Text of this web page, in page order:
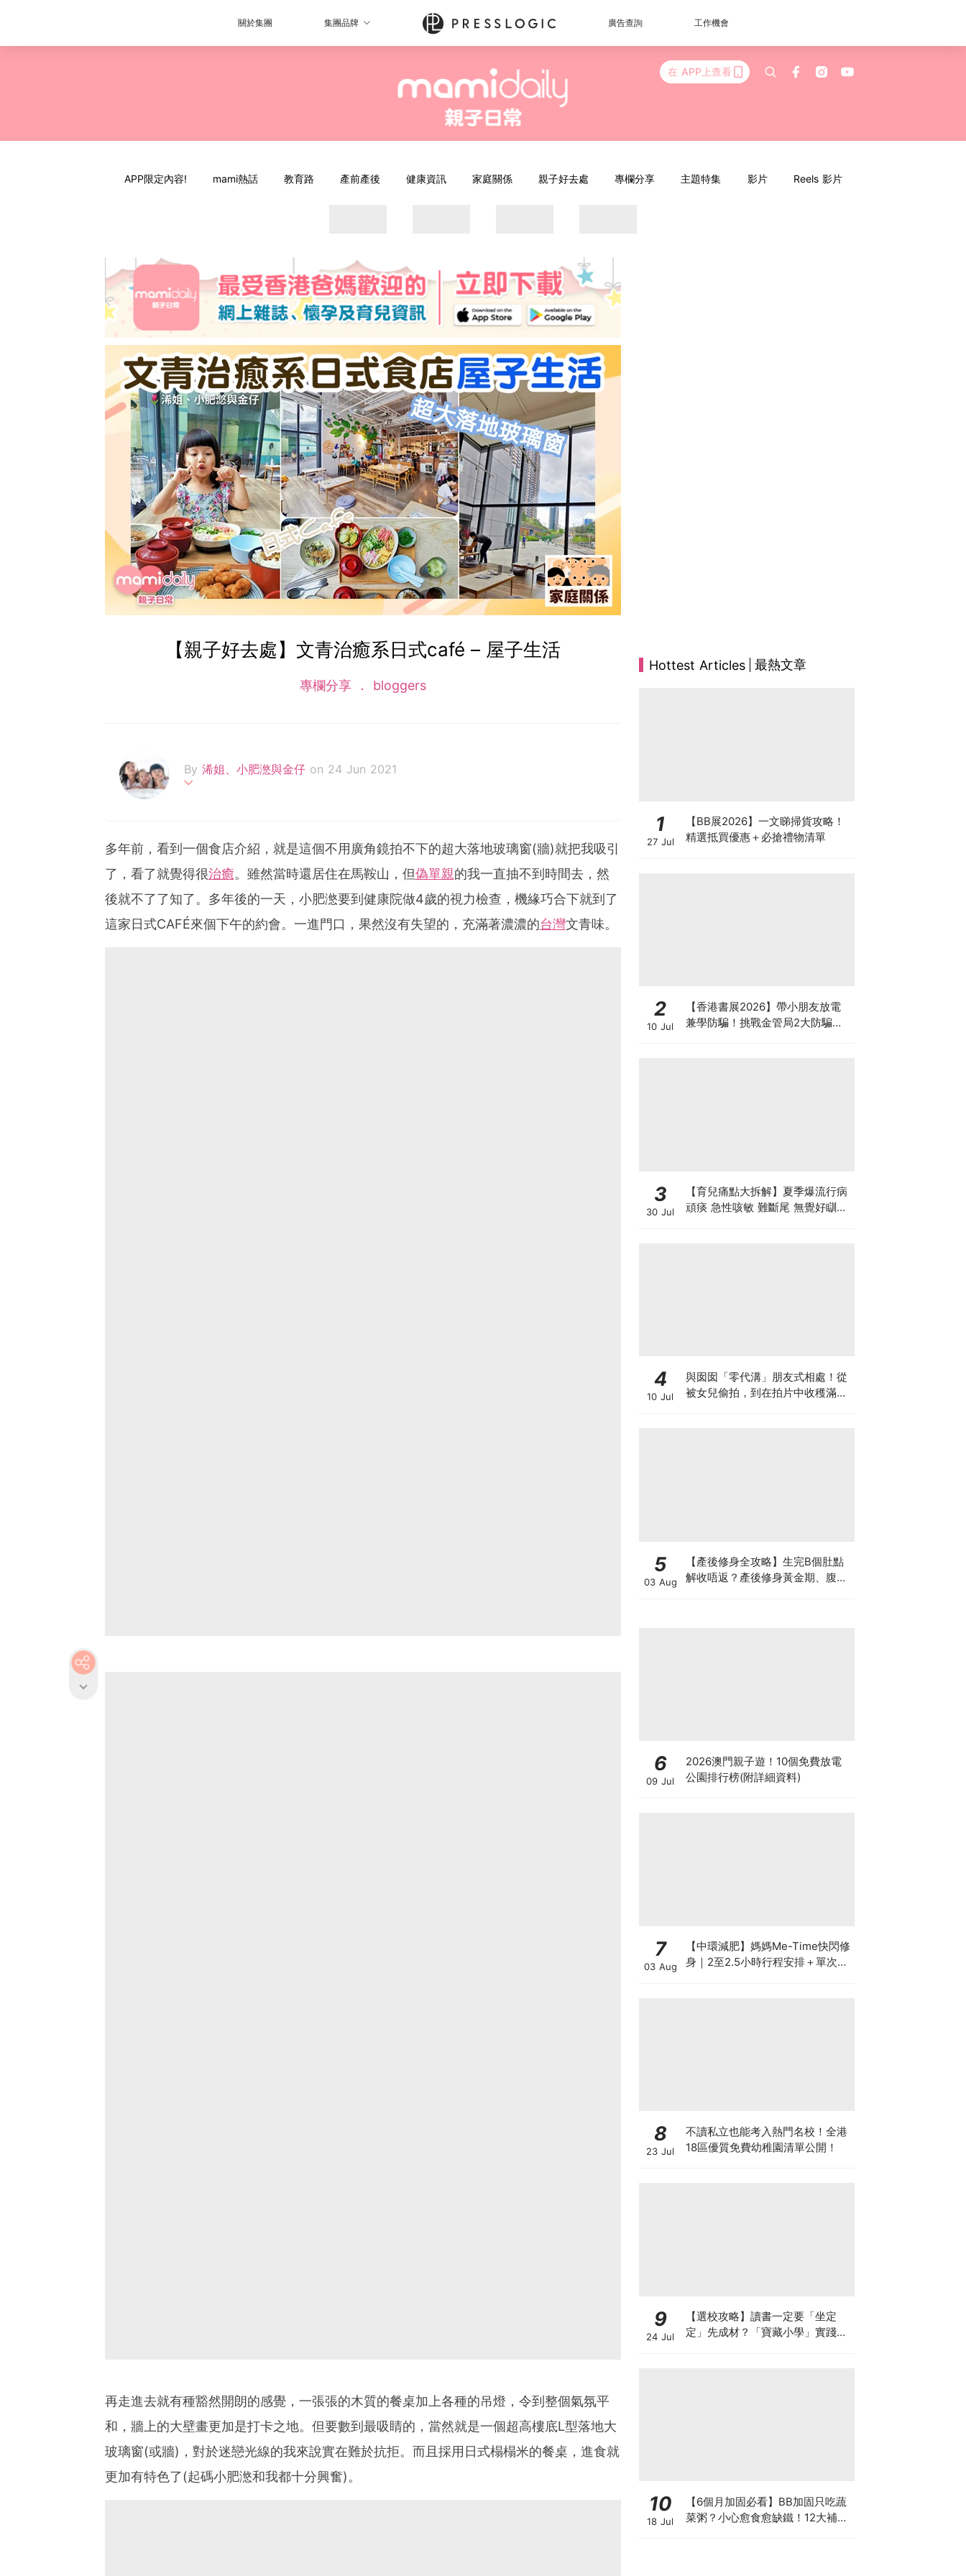
關於集團 集團品牌 廣告查詢 工作機會
在 APP上查看
APP限定內容! mami熱話 教育路 產前產後 健康資訊 家庭關係 親子好去處 專欄分享 主題特集 影片 Reels 影片
【親子好去處】文青治癒系日式café – 屋子生活
專欄分享 bloggers
By 浠姐、小肥滺與金仔 on 24 Jun 2021
希望同大家分享食分享玩，分享著平凡中的不平凡。
多年前，看到一個食店介紹，就是這個不用廣角鏡拍不下的超大落地玻璃窗(牆)就把我吸引
了，看了就覺得很治癒。雖然當時還居住在馬鞍山，但偽單親的我一直抽不到時間去，然
後就不了了知了。多年後的一天，小肥滺要到健康院做4歲的視力檢查，機緣巧合下就到了
這家日式CAFÉ來個下午的約會。一進門口，果然沒有失望的，充滿著濃濃的台灣文青味。
再走進去就有種豁然開朗的感覺，一張張的木質的餐桌加上各種的吊燈，令到整個氣氛平
和，牆上的大壁畫更加是打卡之地。但要數到最吸睛的，當然就是一個超高樓底L型落地大
玻璃窗(或牆)，對於迷戀光線的我來說實在難於抗拒。而且採用日式榻榻米的餐桌，進食就
更加有特色了(起碼小肥滺和我都十分興奮)。
Hottest Articles 最熱文章
1
27 Jul
【BB展2026】一文睇掃貨攻略！
精選抵買優惠＋必搶禮物清單
2
10 Jul
【香港書展2026】帶小朋友放電
兼學防騙！挑戰金管局2大防騙遊
3
30 Jul
【育兒痛點大拆解】夏季爆流行病
頑痰 急性咳敏 難斷尾 無覺好瞓？
4
10 Jul
與囡囡「零代溝」朋友式相處！從
被女兒偷拍，到在拍片中收穫滿足
5
03 Aug
【產後修身全攻略】生完B個肚點
解收唔返？產後修身黃金期、腹直
6
09 Jul
2026澳門親子遊！10個免費放電
公園排行榜(附詳細資料)
7
03 Aug
【中環減肥】媽媽Me-Time快閃修
身｜2至2.5小時行程安排＋單次收
8
23 Jul
不讀私立也能考入熱門名校！全港
18區優質免費幼稚園清單公開！
9
24 Jul
【選校攻略】讀書一定要「坐定
定」先成材？「寶藏小學」實踐動
10
18 Jul
【6個月加固必看】BB加固只吃蔬
菜粥？小心愈食愈缺鐵！12大補鐵